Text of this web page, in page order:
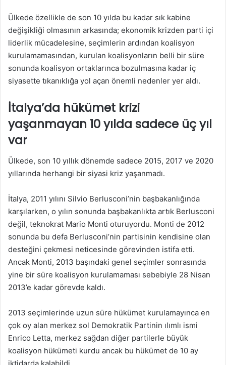
Ülkede özellikle de son 10 yılda bu kadar sık kabine
değişikliği olmasının arkasında; ekonomik krizden parti içi
liderlik mücadelesine, seçimlerin ardından koalisyon
kurulamamasından, kurulan koalisyonların belli bir süre
sonunda koalisyon ortaklarınca bozulmasına kadar iç
siyasette tıkanıklığa yol açan önemli nedenler yer aldı.
İtalya’da hükümet krizi
yaşanmayan 10 yılda sadece üç yıl
var
Ülkede, son 10 yıllık dönemde sadece 2015, 2017 ve 2020
yıllarında herhangi bir siyasi kriz yaşanmadı.
İtalya, 2011 yılını Silvio Berlusconi’nin başbakanlığında
karşılarken, o yılın sonunda başbakanlıkta artık Berlusconi
değil, teknokrat Mario Monti oturuyordu. Monti de 2012
sonunda bu defa Berlusconi’nin partisinin kendisine olan
desteğini çekmesi neticesinde görevinden istifa etti.
Ancak Monti, 2013 başındaki genel seçimler sonrasında
yine bir süre koalisyon kurulamaması sebebiyle 28 Nisan
2013’e kadar görevde kaldı.
2013 seçimlerinde uzun süre hükümet kurulamayınca en
çok oy alan merkez sol Demokratik Partinin ılımlı ismi
Enrico Letta, merkez sağdan diğer partilerle büyük
koalisyon hükümeti kurdu ancak bu hükümet de 10 ay